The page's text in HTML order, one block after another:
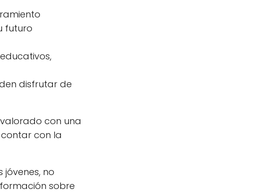
futuro
disfrutar de
con una
con la
no
sobre